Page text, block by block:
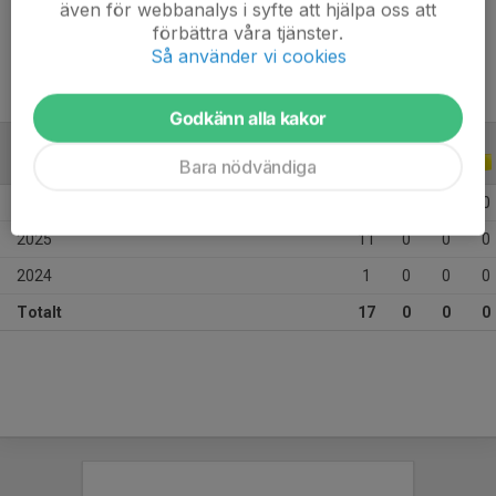
11 år
ALLA ÅR
0
2025 11 0 0 0
2024 1 0 0 0
Totalt 17 0 0 0
även för webbanalys i syfte att hjälpa oss att
förbättra våra tjänster.
Så använder vi cookies
Godkänn alla kakor
Bara nödvändiga